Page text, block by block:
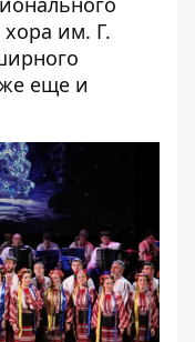
хора им. Г.
еще и